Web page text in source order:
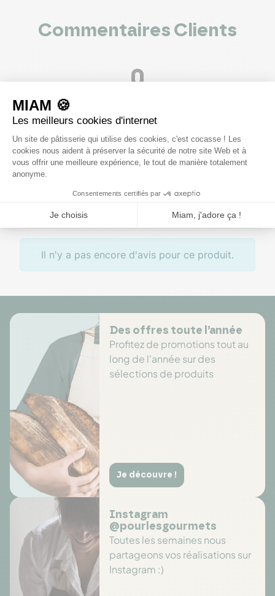
Commentaires Clients
0
voir les 0 avis
4
3
2
1
Rédiger un avis
Il n'y a pas encore d'avis pour ce produit.
Des offres toute l’année
Profitez de promotions tout au
long de l'année sur des
sélections de produits
Je découvre !
Instagram
@pourlesgourmets
Toutes les semaines nous
partageons vos réalisations sur
Instagram :)